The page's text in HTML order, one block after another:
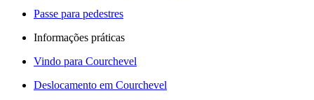
Passe para pedestres
Informações práticas
Vindo para Courchevel
Deslocamento em Courchevel